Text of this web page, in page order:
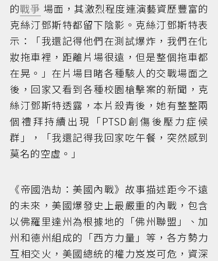
的戰爭 場面，其激烈程度連演藝資歷豐富的
克絲汀鄧斯特都留下陰影。克絲汀鄧斯特表
示：「我還記得他們在測試爆炸，我們在化
妝拖車裡，距離片場很遠，但是整個拖車都
在晃。」在片場目睹各種駭人的交戰場面之
後，回家又看到各種校園槍擊案的新聞，克
絲汀鄧斯特透露，本片殺青後，她有整整兩
個禮拜持續出現「PTSD創傷後壓力症候
群」，「我還記得我回家吃午餐，突然感到
莫名的空虛。」
《帝國浩劫：美國內戰》故事描述距今不遠
的未來，美國爆發史上最嚴重的內戰，包含
以佛羅里達州為根據地的「佛州聯盟」、加
州和德州組成的「西方力量」等，各方勢力
互相交火，美國總統的權力岌岌可危，資深